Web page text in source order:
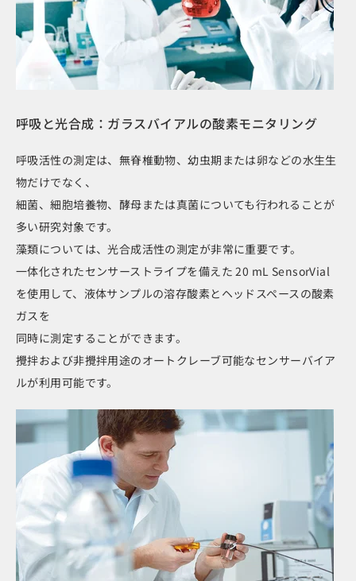
呼吸と光合成：ガラスバイアルの酸素モニタリング
呼吸活性の測定は、無脊椎動物、幼虫期または卵などの水生生
物だけでなく、
細菌、細胞培養物、酵母または真菌についても行われることが
多い研究対象です。
藻類については、光合成活性の​​測定が非常に重要です。
一体化されたセンサーストライプを備えた 20 mL SensorVial
を使用して、液体サンプルの溶存酸素とヘッドスペースの酸素
ガスを
同時に測定することができます。
攪拌および非攪拌用途のオートクレーブ可能なセンサーバイア
ルが利用可能です。